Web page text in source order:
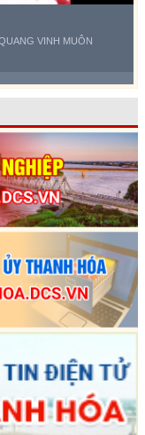
VINH MUÔN